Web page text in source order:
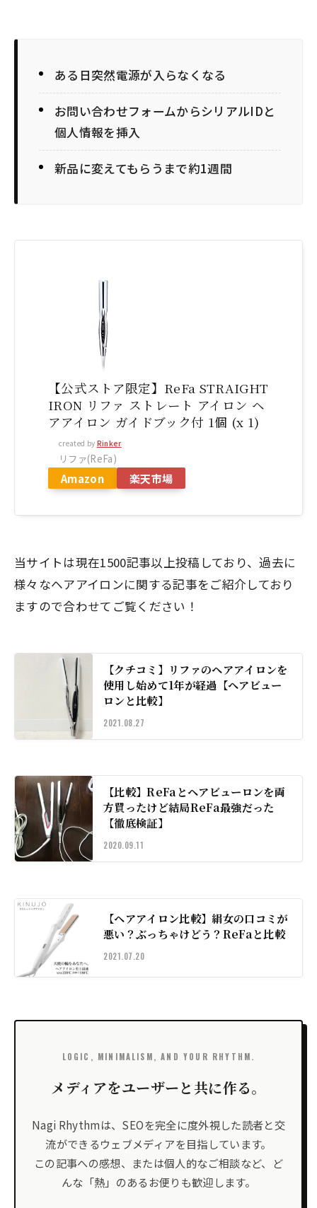
ある日突然電源が入らなくなる
お問い合わせフォームからシリアルIDと
個人情報を挿入
新品に変えてもらうまで約1週間
【公式ストア限定】ReFa STRAIGHT
IRON リファ ストレート アイロン ヘ
アアイロン ガイドブック付 1個 (x 1)
created by Rinker
リファ(ReFa)
Amazon 楽天市場
当サイトは現在1500記事以上投稿しており、過去に
様々なヘアアイロンに関する記事をご紹介しており
ますので合わせてご覧ください！
【クチコミ】リファのヘアアイロンを
使用し始めて1年が経過【ヘアビュー
ロンと比較】
2021.08.27
【比較】ReFaとヘアビューロンを両
方買ったけど結局ReFa最強だった
【徹底検証】
2020.09.11
【ヘアアイロン比較】絹女の口コミが
悪い？ぶっちゃけどう？ReFaと比較
2021.07.20
LOGIC, MINIMALISM, AND YOUR RHYTHM.
メディアをユーザーと共に作る。
Nagi Rhythmは、SEOを完全に度外視した読者と交
流ができるウェブメディアを目指しています。
この記事への感想、または個人的なご相談など、ど
んな「熱」のあるお便りも歓迎します。